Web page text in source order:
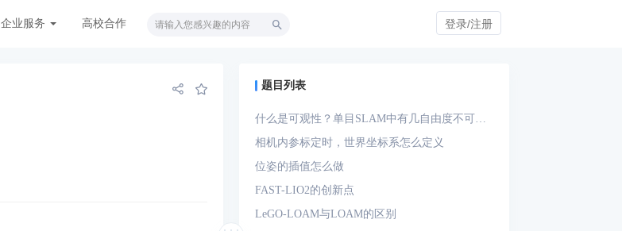
企业服务 高校合作 登录/注册
题目列表
什么是可观性？单目SLAM中有几自由度不可
观？单目-IMU系统中有几自由度不可观？
相机内参标定时，世界坐标系怎么定义
位姿的插值怎么做
FAST-LIO2的创新点
LeGO-LOAM与LOAM的区别